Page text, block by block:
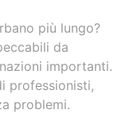
più lungo?
da
importanti.
professionisti,
problemi.